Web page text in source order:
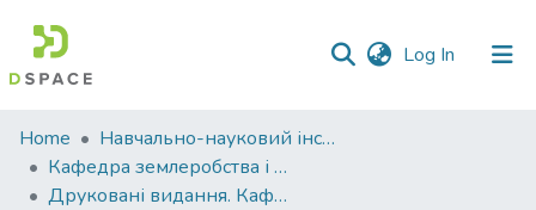
Log In (current)
Communities
&
Collections
Home
Навчально-науковий інститут агротехнологій, селекції та екології
Кафедра землеробства і агрохімії ім. В.І.Сазанова
Друковані видання. Кафедра землеробства і агрохімії ім. В.І.Сазанова